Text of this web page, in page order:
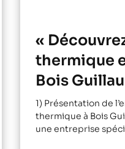
«
thermique
Bois
1) Présentation de
thermique à Bois
une entreprise